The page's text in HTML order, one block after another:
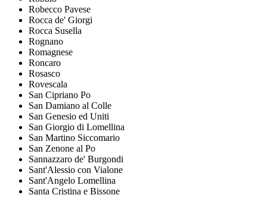
Robecco Pavese
Rocca de' Giorgi
Rocca Susella
Rognano
Romagnese
Roncaro
Rosasco
Rovescala
San Cipriano Po
San Damiano al Colle
San Genesio ed Uniti
San Giorgio di Lomellina
San Martino Siccomario
San Zenone al Po
Sannazzaro de' Burgondi
Sant'Alessio con Vialone
Sant'Angelo Lomellina
Santa Cristina e Bissone